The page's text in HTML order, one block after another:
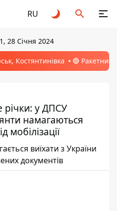
RU
28 Січня 2024
Костянтинівка 🔴 Ракетний
у ДПСУ
намагаються
мобілізації
виїхати з України
документів